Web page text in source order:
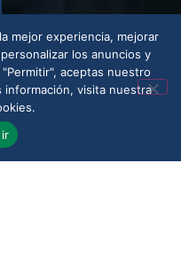
mejor experiencia, mejorar
los anuncios y
aceptas nuestro
información, visita nuestra